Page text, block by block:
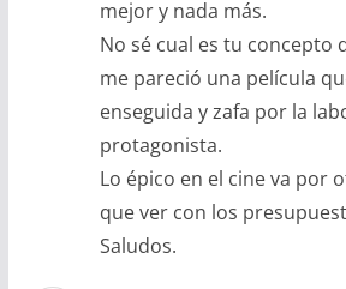
mejor y nada más.
No sé cual es tu concepto
me pareció una película
enseguida y zafa por la
protagonista.
Lo épico en el cine va por
que ver con los
Saludos.